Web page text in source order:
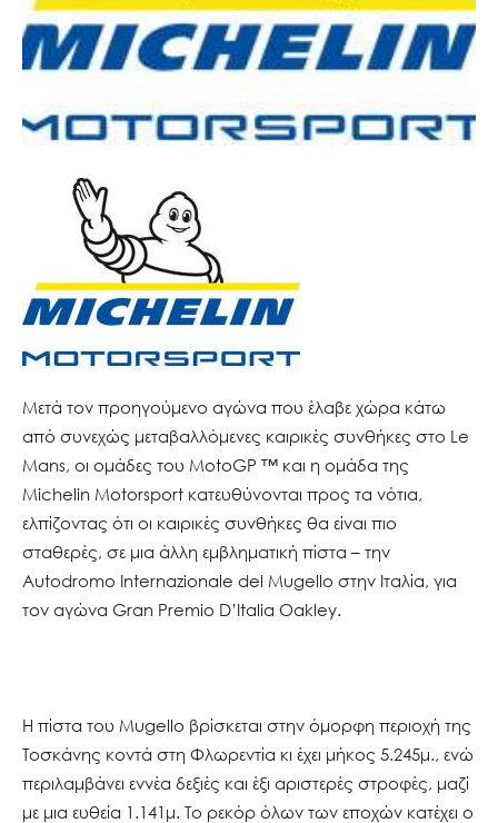
Μετά τον προηγούμενο αγώνα που έλαβε χώρα κάτω
από συνεχώς μεταβαλλόμενες καιρικές συνθήκες στο Le
Mans, οι ομάδες του MotoGP ™ και η ομάδα της
Michelin Motorsport κατευθύνονται προς τα νότια,
ελπίζοντας ότι οι καιρικές συνθήκες θα είναι πιο
σταθερές, σε μια άλλη εμβληματική πίστα – την
Autodromo Internazionale del Mugello στην Ιταλία, για
τον αγώνα Gran Premio D’Italia Oakley.
Η πίστα του Mugello βρίσκεται στην όμορφη περιοχή της
Τοσκάνης κοντά στη Φλωρεντία κι έχει μήκος 5.245μ., ενώ
περιλαμβάνει εννέα δεξιές και έξι αριστερές στροφές, μαζί
με μια ευθεία 1.141μ. Το ρεκόρ όλων των εποχών κατέχει ο